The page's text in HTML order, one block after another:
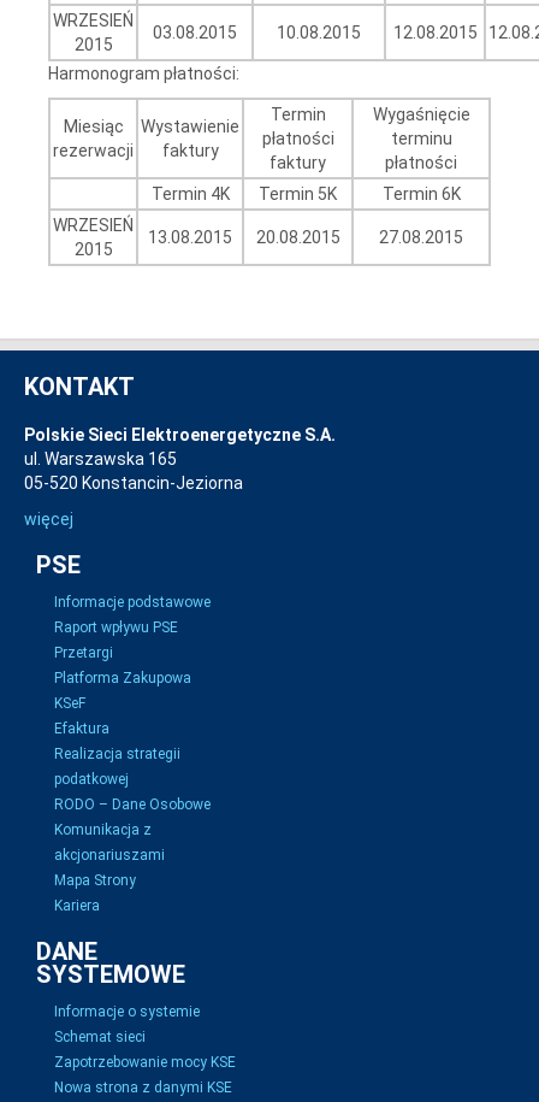
WRZESIEŃ
2015
03.08.2015 10.08.2015 12.08.2015
Harmonogram płatności:
Miesiąc
rezerwacji
Wystawienie
faktury
Termin
płatności
faktury
Wygaśnięcie
terminu
płatności
Termin 4K
Termin 5K
Termin 6K
WRZESIEŃ
2015
13.08.2015 20.08.2015 27.08.2015
KONTAKT
Polskie Sieci Elektroenergetyczne S.A.
ul. Warszawska 165
05-520 Konstancin-Jeziorna
więcej
PSE
Informacje podstawowe
Raport wpływu PSE
Przetargi
Platforma Zakupowa
KSeF
Efaktura
Realizacja strategii
podatkowej
RODO – Dane Osobowe
Komunikacja z
akcjonariuszami
Mapa Strony
Kariera
DANE
SYSTEMOWE
Informacje o systemie
Schemat sieci
Zapotrzebowanie mocy KSE
Nowa strona z danymi KSE